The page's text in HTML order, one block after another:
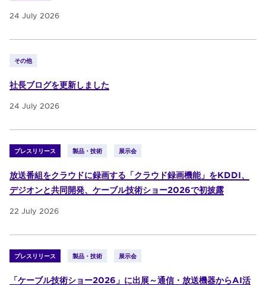
24 July 2026
その他
社長ブログを更新しました
24 July 2026
プレスリリース 製品・技術 展示会
放送番組をクラウドに録画する「クラウド録画機能」をKDDI、
デジオンと共同開発、ケーブル技術ショー2026で初披露
22 July 2026
プレスリリース 製品・技術 展示会
「ケーブル技術ショー2026」に出展～通信・放送機器からAI活